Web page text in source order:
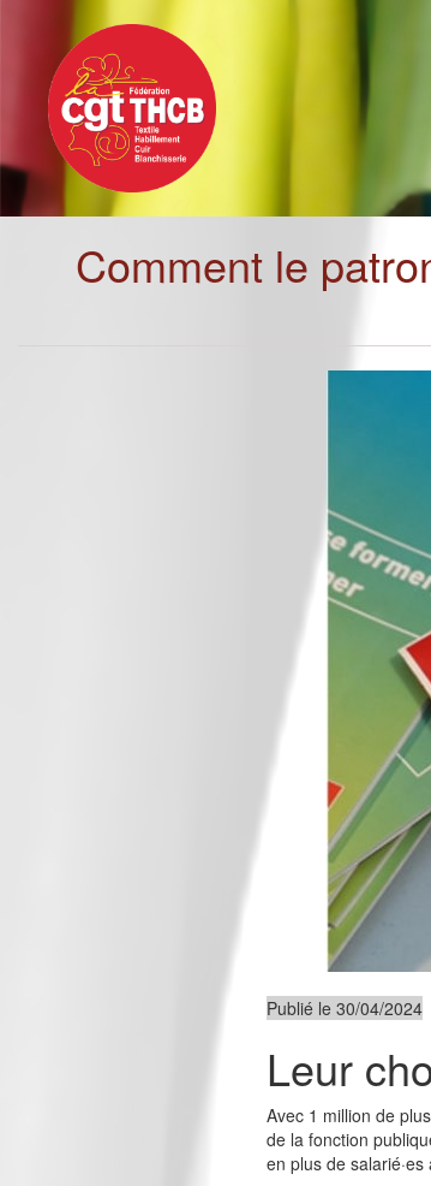
contenu
principal
Comment le
Publié le 30/04/2024
Leur
Avec 1 million de
de la fonction
en plus de